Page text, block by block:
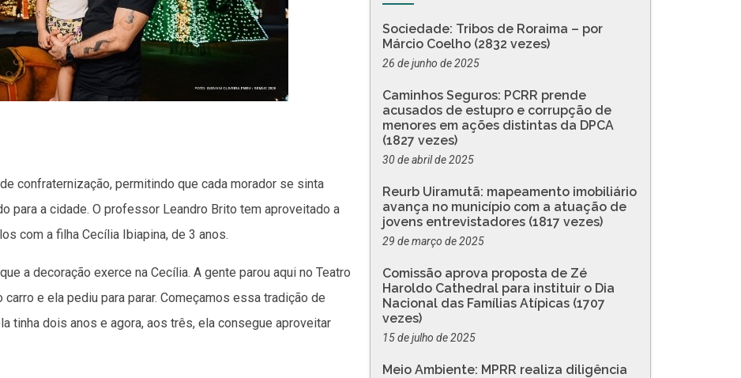
confraternização, permitindo que cada morador se sinta
para a cidade. O professor Leandro Brito tem aproveitado a
com a filha Cecília Ibiapina, de 3 anos.
a decoração exerce na Cecília. A gente parou aqui no Teatro
e ela pediu para parar. Começamos essa tradição de
tinha dois anos e agora, aos três, ela consegue aproveitar
Sociedade: Tribos de Roraima – por
Márcio Coelho (2832 vezes)
26 de junho de 2025
Caminhos Seguros: PCRR prende
acusados de estupro e corrupção de
menores em ações distintas da DPCA
(1827 vezes)
30 de abril de 2025
Reurb Uiramutã: mapeamento imobiliário
avança no município com a atuação de
jovens entrevistadores (1817 vezes)
29 de março de 2025
Comissão aprova proposta de Zé
Haroldo Cathedral para instituir o Dia
Nacional das Famílias Atípicas (1707
vezes)
15 de julho de 2025
Meio Ambiente: MPRR realiza diligência